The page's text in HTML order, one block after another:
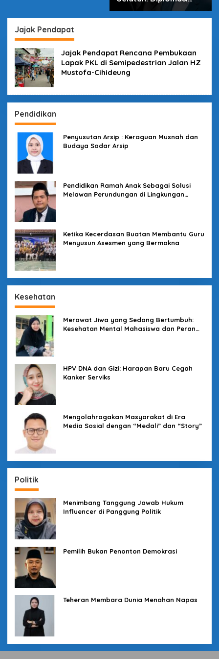
Jajak Pendapat
Jajak Pendapat Rencana Pembukaan
Lapak PKL di Semipedestrian Jalan HZ
Mustofa-Cihideung
Pendidikan
Penyusutan Arsip : Keraguan Musnah dan
Budaya Sadar Arsip
Pendidikan Ramah Anak Sebagai Solusi
Melawan Perundungan di Lingkungan
Ketika Kecerdasan Buatan Membantu Guru
Menyusun Asesmen yang Bermakna
Kesehatan
Merawat Jiwa yang Sedang Bertumbuh:
Kesehatan Mental Mahasiswa dan Peran
HPV DNA dan Gizi: Harapan Baru Cegah
Kanker Serviks
Mengolahragakan Masyarakat di Era
Media Sosial dengan “Medali” dan “Story”
Politik
Menimbang Tanggung Jawab Hukum
Influencer di Panggung Politik
Pemilih Bukan Penonton Demokrasi
Teheran Membara Dunia Menahan Napas